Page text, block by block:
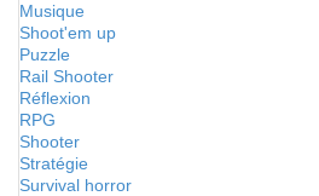
Musique
Shoot'em up
Puzzle
Rail Shooter
Réflexion
RPG
Shooter
Stratégie
Survival horror